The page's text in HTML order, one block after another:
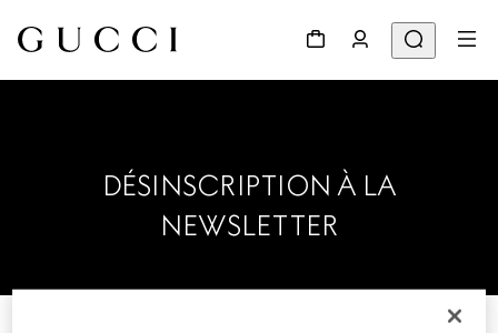
DÉSINSCRIPTION À LA
NEWSLETTER